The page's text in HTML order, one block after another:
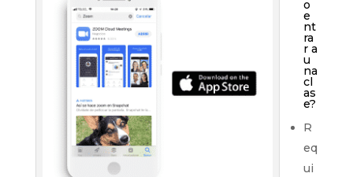
o
e
nt
ra
r a
u
na
cl
as
e?
R
eq
ui